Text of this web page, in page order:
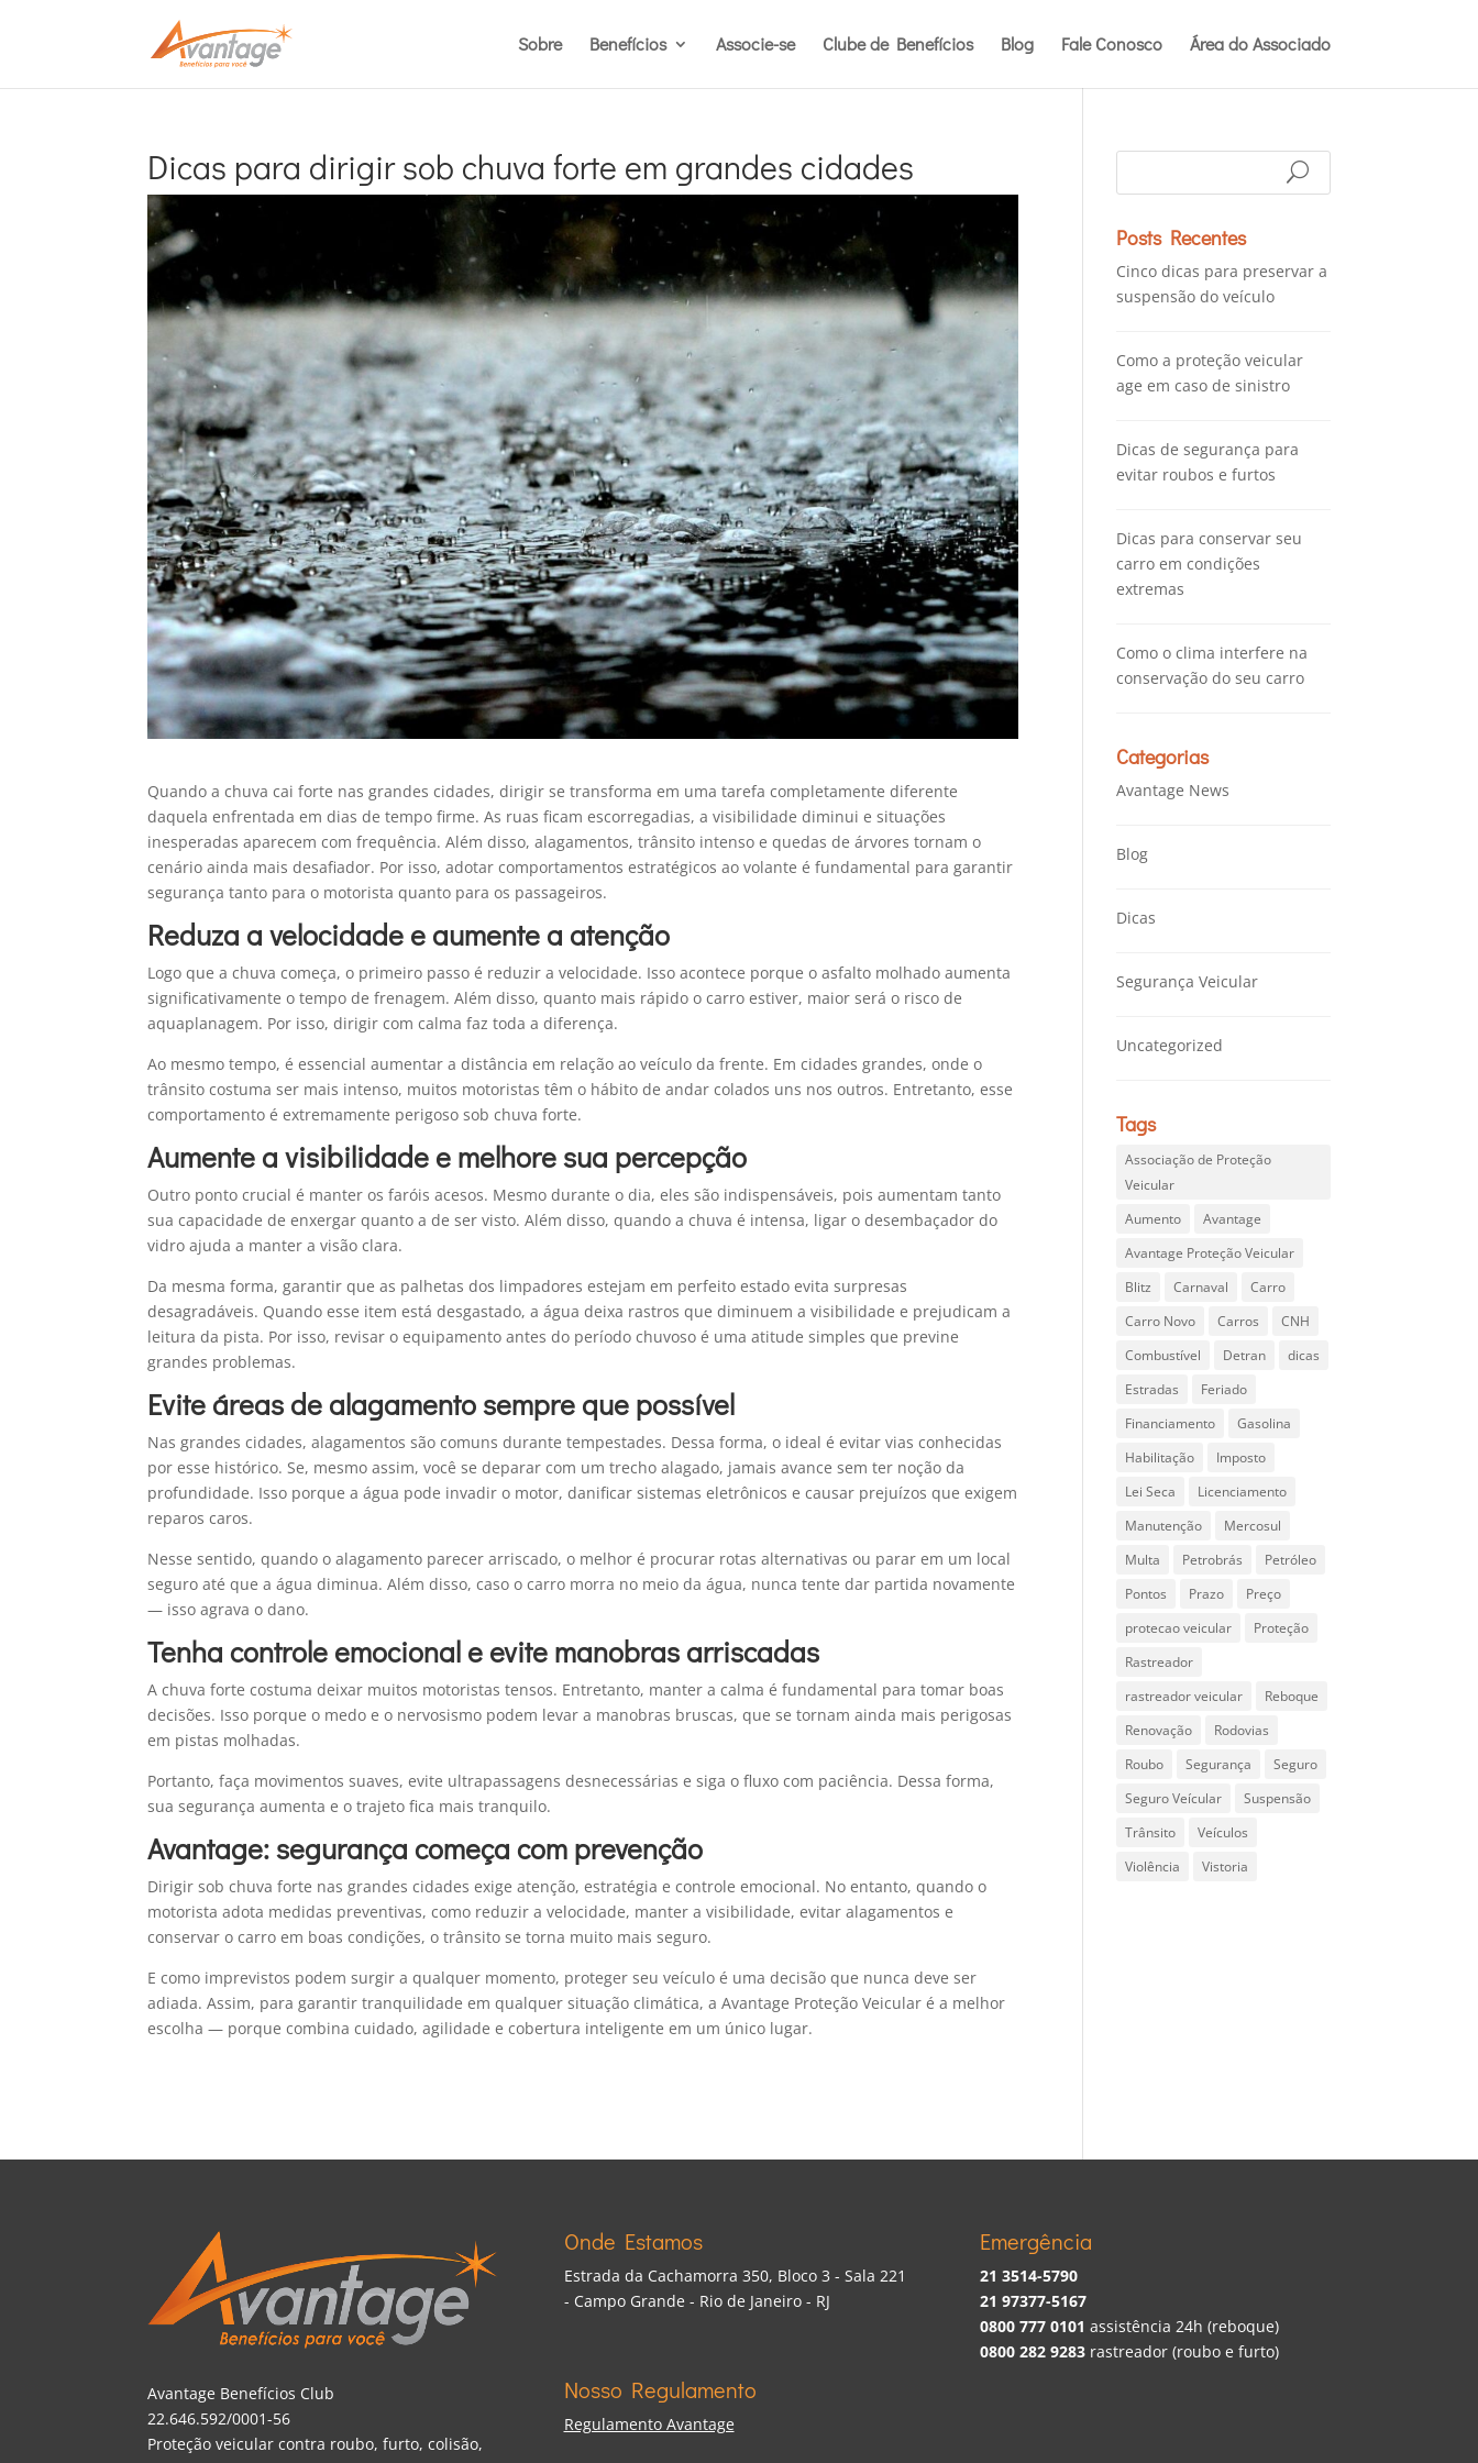
Sobre Benefícios Associe-se Clube de Benefícios Blog Fale Conosco Área do Associado
Dicas para dirigir sob chuva forte em grandes cidades
Quando a chuva cai forte nas grandes cidades, dirigir se transforma em uma tarefa completamente diferente
daquela enfrentada em dias de tempo firme. As ruas ficam escorregadias, a visibilidade diminui e situações
inesperadas aparecem com frequência. Além disso, alagamentos, trânsito intenso e quedas de árvores tornam o
cenário ainda mais desafiador. Por isso, adotar comportamentos estratégicos ao volante é fundamental para garantir
segurança tanto para o motorista quanto para os passageiros.
Reduza a velocidade e aumente a atenção
Logo que a chuva começa, o primeiro passo é reduzir a velocidade. Isso acontece porque o asfalto molhado aumenta
significativamente o tempo de frenagem. Além disso, quanto mais rápido o carro estiver, maior será o risco de
aquaplanagem. Por isso, dirigir com calma faz toda a diferença.
Ao mesmo tempo, é essencial aumentar a distância em relação ao veículo da frente. Em cidades grandes, onde o
trânsito costuma ser mais intenso, muitos motoristas têm o hábito de andar colados uns nos outros. Entretanto, esse
comportamento é extremamente perigoso sob chuva forte.
Aumente a visibilidade e melhore sua percepção
Outro ponto crucial é manter os faróis acesos. Mesmo durante o dia, eles são indispensáveis, pois aumentam tanto
sua capacidade de enxergar quanto a de ser visto. Além disso, quando a chuva é intensa, ligar o desembaçador do
vidro ajuda a manter a visão clara.
Da mesma forma, garantir que as palhetas dos limpadores estejam em perfeito estado evita surpresas
desagradáveis. Quando esse item está desgastado, a água deixa rastros que diminuem a visibilidade e prejudicam a
leitura da pista. Por isso, revisar o equipamento antes do período chuvoso é uma atitude simples que previne
grandes problemas.
Evite áreas de alagamento sempre que possível
Nas grandes cidades, alagamentos são comuns durante tempestades. Dessa forma, o ideal é evitar vias conhecidas
por esse histórico. Se, mesmo assim, você se deparar com um trecho alagado, jamais avance sem ter noção da
profundidade. Isso porque a água pode invadir o motor, danificar sistemas eletrônicos e causar prejuízos que exigem
reparos caros.
Nesse sentido, quando o alagamento parecer arriscado, o melhor é procurar rotas alternativas ou parar em um local
seguro até que a água diminua. Além disso, caso o carro morra no meio da água, nunca tente dar partida novamente
— isso agrava o dano.
Tenha controle emocional e evite manobras arriscadas
A chuva forte costuma deixar muitos motoristas tensos. Entretanto, manter a calma é fundamental para tomar boas
decisões. Isso porque o medo e o nervosismo podem levar a manobras bruscas, que se tornam ainda mais perigosas
em pistas molhadas.
Portanto, faça movimentos suaves, evite ultrapassagens desnecessárias e siga o fluxo com paciência. Dessa forma,
sua segurança aumenta e o trajeto fica mais tranquilo.
Avantage: segurança começa com prevenção
Dirigir sob chuva forte nas grandes cidades exige atenção, estratégia e controle emocional. No entanto, quando o
motorista adota medidas preventivas, como reduzir a velocidade, manter a visibilidade, evitar alagamentos e
conservar o carro em boas condições, o trânsito se torna muito mais seguro.
E como imprevistos podem surgir a qualquer momento, proteger seu veículo é uma decisão que nunca deve ser
adiada. Assim, para garantir tranquilidade em qualquer situação climática, a Avantage Proteção Veicular é a melhor
escolha — porque combina cuidado, agilidade e cobertura inteligente em um único lugar.
Posts Recentes
Cinco dicas para preservar a
suspensão do veículo
Como a proteção veicular
age em caso de sinistro
Dicas de segurança para
evitar roubos e furtos
Dicas para conservar seu
carro em condições
extremas
Como o clima interfere na
conservação do seu carro
Categorias
Avantage News
Blog
Dicas
Segurança Veicular
Uncategorized
Tags
Associação de Proteção
Veicular
Aumento
Avantage
Avantage Proteção Veicular
Blitz
Carnaval
Carro
Carro Novo
Carros
CNH
Combustível
Detran
dicas
Estradas
Feriado
Financiamento
Gasolina
Habilitação
Imposto
Lei Seca
Licenciamento
Manutenção
Mercosul
Multa
Petrobrás
Petróleo
Pontos
Prazo
Preço
protecao veicular
Proteção
Rastreador
rastreador veicular
Reboque
Renovação
Rodovias
Roubo
Segurança
Seguro
Seguro Veícular
Suspensão
Trânsito
Veículos
Violência
Vistoria
Avantage Benefícios Club
22.646.592/0001-56
Proteção veicular contra roubo, furto, colisão,
Onde Estamos
Estrada da Cachamorra 350, Bloco 3 - Sala 221
- Campo Grande - Rio de Janeiro - RJ
Nosso Regulamento
Regulamento Avantage
Emergência
21 3514-5790
21 97377-5167
0800 777 0101 assistência 24h (reboque)
0800 282 9283rastreador (roubo e furto)